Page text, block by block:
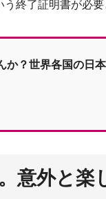
フ
終了証明書が必要
か？世界各国の日
意外と楽